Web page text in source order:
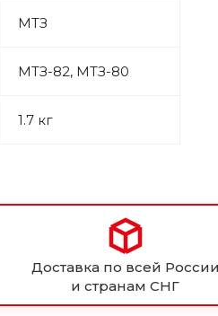
МТЗ
МТЗ-82, МТЗ-80
1.7 кг
Доставка по всей
и странам СНГ